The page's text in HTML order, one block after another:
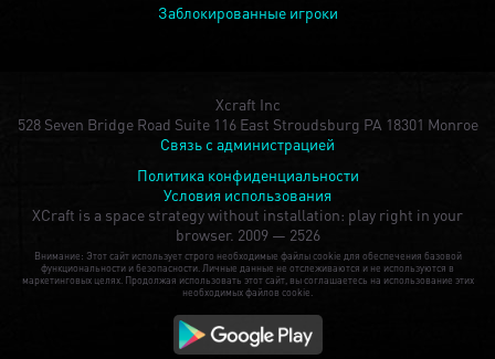
Заблокированные игроки
Xcraft Inc
528 Seven Bridge Road Suite 116 East Stroudsburg PA 18301 Monroe
Связь с администрацией
Политика конфиденциальности
Условия использования
XCraft is a space strategy without installation: play right in your
browser. 2009 — 2526
Внимание: Этот сайт использует строго необходимые файлы cookie для обеспечения базовой
функциональности и безопасности. Личные данные не отслеживаются и не используются в
маркетинговых целях. Продолжая использовать этот сайт, вы соглашаетесь на использование этих
необходимых файлов cookie.